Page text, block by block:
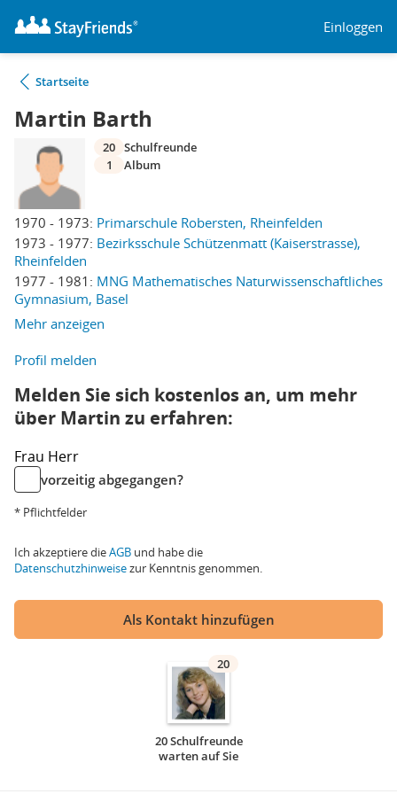
Einloggen
Startseite
Martin Barth
1970 - 1973: Primarschule Robersten, Rheinfelden
1973 - 1977: Bezirksschule Schützenmatt (Kaiserstrasse),
Rheinfelden
1977 - 1981: MNG Mathematisches Naturwissenschaftliches
Gymnasium, Basel
Mehr anzeigen
20 Schulfreunde
1
Album
Profil melden
Melden Sie sich kostenlos an, um mehr
über Martin zu erfahren:
Frau Herr
vorzeitig abgegangen?
* Pflichtfelder
Ich akzeptiere dieAGB und habe die
Datenschutzhinweisezur Kenntnis genommen.
Als Kontakt hinzufügen
20
20 Schulfreunde
warten auf Sie